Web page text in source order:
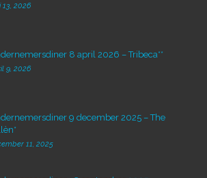
13, 2026
8 april 2026 – Tribeca**
9, 2026
9 december 2025 – The
11, 2025